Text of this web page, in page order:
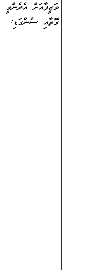
ވަޒީފާއަށް އެދެންވީ
ގޮތާއި ސުންގަޑި: